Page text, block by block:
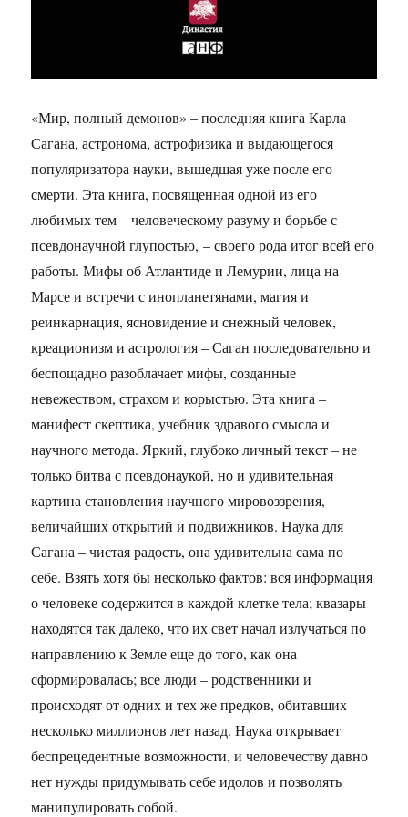
«Мир, полный демонов» – последняя книга Карла
Сагана, астронома, астрофизика и выдающегося
популяризатора науки, вышедшая уже после его
смерти. Эта книга, посвященная одной из его
любимых тем – человеческому разуму и борьбе с
псевдонаучной глупостью, – своего рода итог всей его
работы. Мифы об Атлантиде и Лемурии, лица на
Марсе и встречи с инопланетянами, магия и
реинкарнация, ясновидение и снежный человек,
креационизм и астрология – Саган последовательно и
беспощадно разоблачает мифы, созданные
невежеством, страхом и корыстью. Эта книга –
манифест скептика, учебник здравого смысла и
научного метода. Яркий, глубоко личный текст – не
только битва с псевдонаукой, но и удивительная
картина становления научного мировоззрения,
величайших открытий и подвижников. Наука для
Сагана – чистая радость, она удивительна сама по
себе. Взять хотя бы несколько фактов: вся информация
о человеке содержится в каждой клетке тела; квазары
находятся так далеко, что их свет начал излучаться по
направлению к Земле еще до того, как она
сформировалась; все люди – родственники и
происходят от одних и тех же предков, обитавших
несколько миллионов лет назад. Наука открывает
беспрецедентные возможности, и человечеству давно
нет нужды придумывать себе идолов и позволять
манипулировать собой.